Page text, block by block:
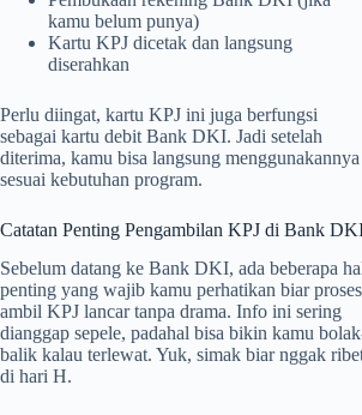
kamu belum punya)
Kartu KPJ dicetak dan langsung
diserahkan
Perlu diingat, kartu KPJ ini juga berfungsi
sebagai kartu debit Bank DKI. Jadi setelah
diterima, kamu bisa langsung menggunakannya
sesuai kebutuhan program.
Catatan Penting Pengambilan KPJ di Bank
Sebelum datang ke Bank DKI, ada beberapa
penting yang wajib kamu perhatikan biar proses
ambil KPJ lancar tanpa drama. Info ini sering
dianggap sepele, padahal bisa bikin kamu
balik kalau terlewat. Yuk, simak biar nggak
di hari H.